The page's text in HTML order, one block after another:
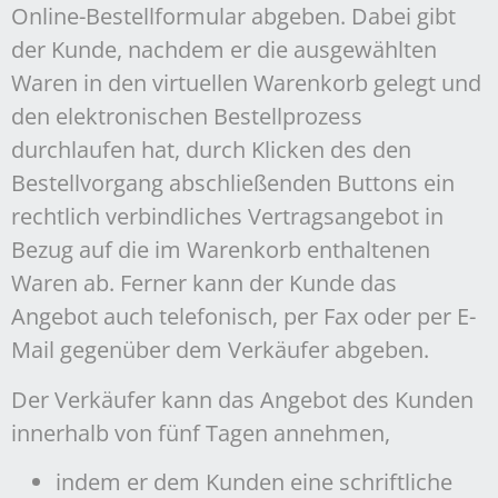
Online-Bestellformular abgeben. Dabei gibt
der Kunde, nachdem er die ausgewählten
Waren in den virtuellen Warenkorb gelegt und
den elektronischen Bestellprozess
durchlaufen hat, durch Klicken des den
Bestellvorgang abschließenden Buttons ein
rechtlich verbindliches Vertragsangebot in
Bezug auf die im Warenkorb enthaltenen
Waren ab. Ferner kann der Kunde das
Angebot auch telefonisch, per Fax oder per E-
Mail gegenüber dem Verkäufer abgeben.
Der Verkäufer kann das Angebot des Kunden
innerhalb von fünf Tagen annehmen,
indem er dem Kunden eine schriftliche